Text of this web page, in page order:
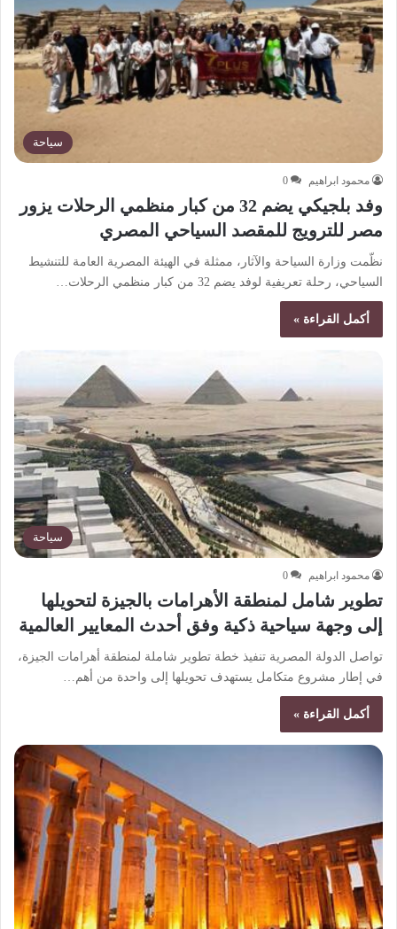
سياحة
محمود ابراهيم 0
وفد بلجيكي يضم 32 من كبار منظمي الرحلات يزور
مصر للترويج للمقصد السياحي المصري
نظّمت وزارة السياحة والآثار، ممثلة في الهيئة المصرية العامة للتنشيط
السياحي، رحلة تعريفية لوفد يضم 32 من كبار منظمي الرحلات…
أكمل القراءة »
سياحة
محمود ابراهيم 0
تطوير شامل لمنطقة الأهرامات بالجيزة لتحويلها
إلى وجهة سياحية ذكية وفق أحدث المعايير العالمية
تواصل الدولة المصرية تنفيذ خطة تطوير شاملة لمنطقة أهرامات الجيزة،
في إطار مشروع متكامل يستهدف تحويلها إلى واحدة من أهم…
أكمل القراءة »